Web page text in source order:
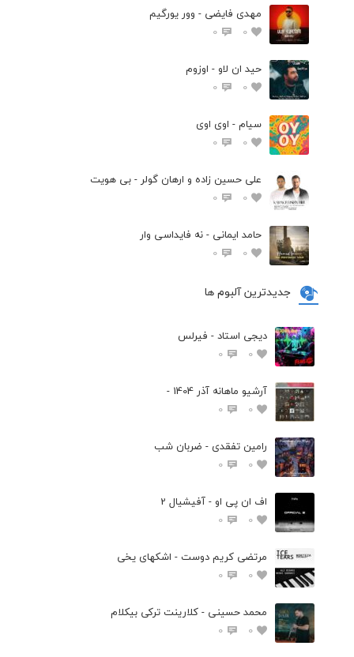
مهدی فایضی - وور یورگیم
0
0
حید ان لاو - اوزوم
0
0
سیام - اوی اوی
0
0
علی حسین زاده و ارهان گولر - بی هویت
0
0
حامد ایمانی - نه فایداسی وار
0
0
جدیدترین آلبوم ها
دیجی استاد - فیرلس
0
0
آرشیو ماهانه آذر 1404 -
0
0
رامین تفقدی - ضربان شب
0
0
اف ان پی او - آفیشیال 2
0
0
مرتضی کریم دوست - اشکهای یخی
0
0
محمد حسینی - کلارینت ترکی بیکلام
0
0